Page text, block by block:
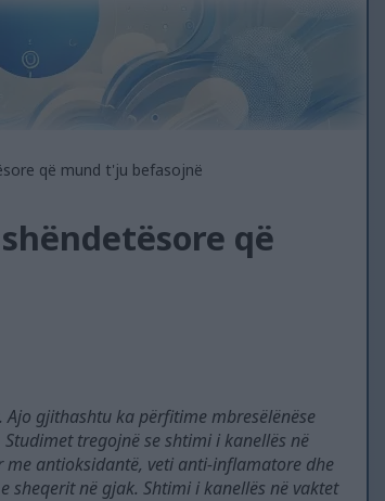
që mund t'ju befasojnë
që
gjithashtu ka përfitime mbresëlënëse
tregojnë se shtimi i kanellës në
me antioksidantë, veti anti-inflamatore dhe
sheqerit në gjak. Shtimi i kanellës në vaktet